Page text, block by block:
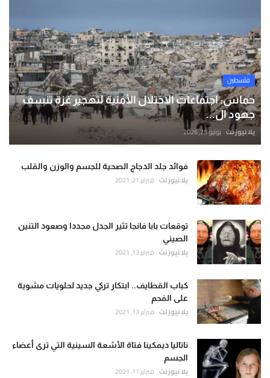
فلسطين
حماس: اجتماعات الاحتلال الأمنية لتهجير غزة تنسف
جهود ال...
يلا نيوز نت يونيو 25, 2026
فوائد جلد الدجاج الصحية للجسم والوزن والقلب
يلا نيوز نت فبراير 21, 2021
توقعات بابا فانجا تثير الجدل مجددا وصعود التنين
الصيني
يلا نيوز نت فبراير 13, 2021
كباب القطايف.. ابتكار تركي جديد لحلويات مشوية
على الفحم
يلا نيوز نت فبراير 13, 2021
ناتاليا ديمكينا فتاة الأشعة السينية التي ترى أعضاء
الجسم
يلا نيوز نت فبراير 11, 2021